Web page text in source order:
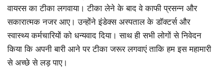
वायरस का टीका लगवाया। टीका लेने के बाद वे काफी प्रसन्न और
सकारात्मक नजर आए। उन्होंने इंडेक्स अस्पताल के डॉक्टर्स और
स्वास्थ्य कर्मचारियों को धन्यवाद दिया। साथ ही सभी लोगों से निवेदन
किया कि अपनी बारी आने पर टीका जरूर लगवाएं ताकि हम इस महामारी
से अच्छे से लड़ पाए।